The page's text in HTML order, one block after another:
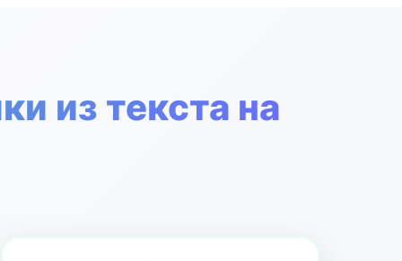
из текста на